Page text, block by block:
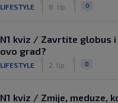
LIFESTYLE 8. lip. 0
N1 kviz / Zavrtite globus
ovo grad?
LIFESTYLE 2. lip. 0
N1 kviz / Zmije, meduze,